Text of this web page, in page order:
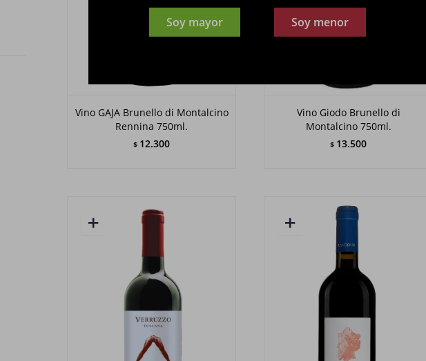
Soy mayor Soy menor
Vino GAJA Brunello di Montalcino
Rennina 750ml.
$ 12.300
Vino Giodo Brunello di
Montalcino 750ml.
$ 13.500